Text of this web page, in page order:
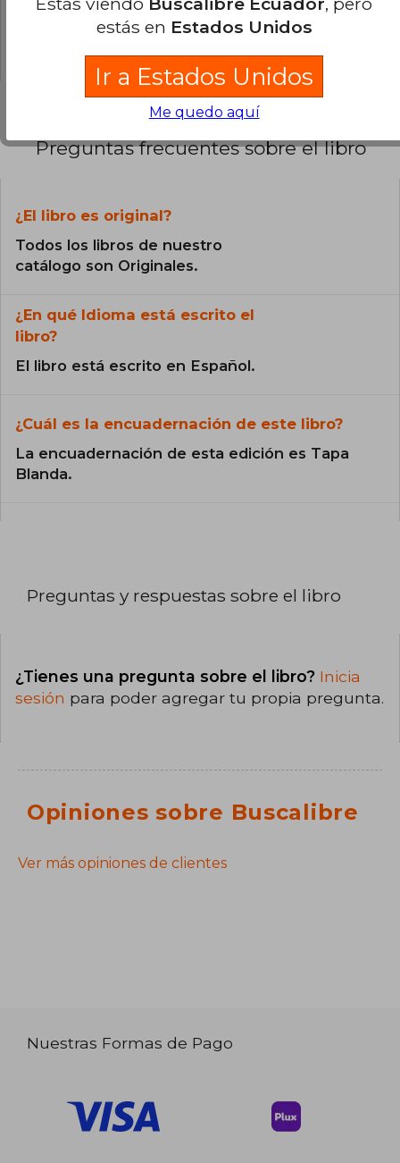
0% (0)
Preguntas frecuentes sobre el libro
¿El libro es original?
Todos los libros de nuestro
catálogo son Originales.
¿En qué Idioma está escrito el
libro?
El libro está escrito en Español.
¿Cuál es la encuadernación de este libro?
La encuadernación de esta edición es Tapa
Blanda.
Preguntas y respuestas sobre el libro
¿Tienes una pregunta sobre el libro? Inicia
sesión para poder agregar tu propia pregunta.
Opiniones sobre Buscalibre
Ver más opiniones de clientes
Nuestras Formas de Pago
estás en Estados Unidos
Ir a Estados Unidos
Me quedo aquí